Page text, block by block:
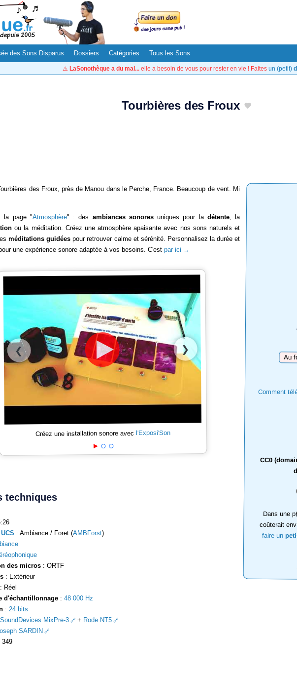
des Sons Disparus Dossiers Catégories Tous les Sons
⚠️ LaSonothèque a du mal... elle a besoin de vous pour rester en vie ! Faites un (petit)
Tourbières des Froux
Comment
CC0
Dans une
coûterait
faire un
des Froux, près de Manou dans le Perche, France. Beaucoup de vent. Mi
la page "Atmosphère" : des ambiances sonoresuniques pour la détente, la
ou la méditation. Créez une atmosphère apaisante avec nos sons naturels et
méditations guidées pour retrouver calme et sérénité. Personnalisez la durée et
une expérience sonore adaptée à vos besoins. C'est par ici →
❮ ❯
Créez une installation sonore avecl'Exposi'Son
techniques
: Ambiance / Foret (AMBForst)
des micros : ORTF
: Extérieur
: Réel
d'échantillonnage : 48 000 Hz
: 24 bits
SoundDevices MixPre-3 + Rode NT5
SARDIN
349